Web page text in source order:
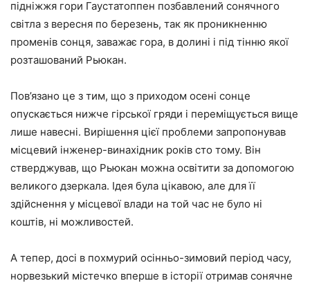
підніжжя гори Гаустатоппен позбавлений сонячного
світла з вересня по березень, так як проникненню
променів сонця, заважає гора, в долині і під тінню якої
розташований Рьюкан.
Пов’язано це з тим, що з приходом осені сонце
опускається нижче гірської гряди і переміщується вище
лише навесні. Вирішення цієї проблеми запропонував
місцевий інженер-винахідник років сто тому. Він
стверджував, що Рьюкан можна освітити за допомогою
великого дзеркала. Ідея була цікавою, але для її
здійснення у місцевої влади на той час не було ні
коштів, ні можливостей.
А тепер, досі в похмурий осінньо-зимовий період часу,
норвезький містечко вперше в історії отримав сонячне